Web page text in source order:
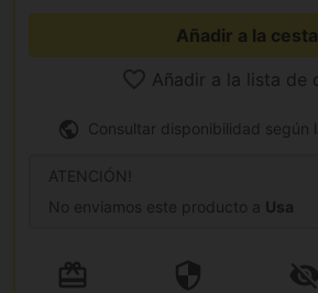
Añadir a la cesta
Añadir a la lista de
Consultar disponibilidad según
ATENCIÓN!
No enviamos este producto a Usa